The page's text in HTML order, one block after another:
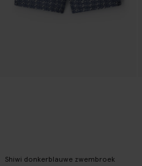
Shiwi donkerblauwe zwembroek